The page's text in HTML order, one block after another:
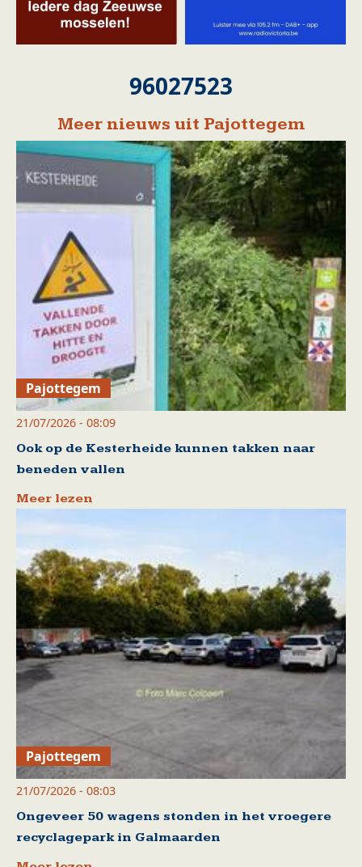
96027523
Meer nieuws uit Pajottegem
Pajottegem
21/07/2026 - 08:09
Ook op de Kesterheide kunnen takken naar
beneden vallen
Meer lezen
Pajottegem
21/07/2026 - 08:03
Ongeveer 50 wagens stonden in het vroegere
recyclagepark in Galmaarden